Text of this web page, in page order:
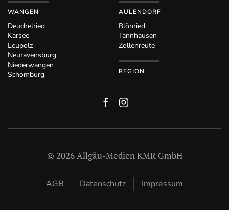
WANGEN
Deuchelried
Karsee
Leupolz
Neuravensburg
Niederwangen
Schomburg
AULENDORF
Blönried
Tannhausen
Zollenreute
REGION
© 2026Allgäu-Medien KMR GmbH
AGB Datenschutz Impressum